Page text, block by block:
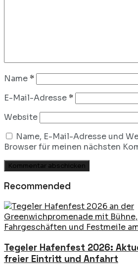
Name*
E-Mail-Adresse*
Website
Name, E-Mail-Adresse und
Browser für meinen nächsten
Recommended
Tegeler Hafenfest 2026:
freier Eintritt und Anfahrt